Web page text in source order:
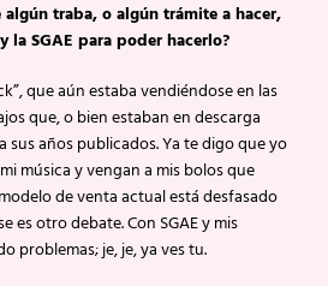
traba, o algún trámite a hacer,
la SGAE para poder hacerlo?
que aún estaba vendiéndose en las
que, o bien estaban en descarga
años publicados. Ya te digo que yo
música y vengan a mis bolos que
de venta actual está desfasado
es otro debate. Con SGAE y mis
problemas; je, je, ya ves tu.